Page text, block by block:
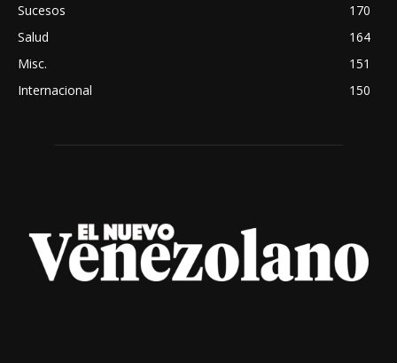
Sucesos
170
Salud
164
Misc.
151
Internacional
150